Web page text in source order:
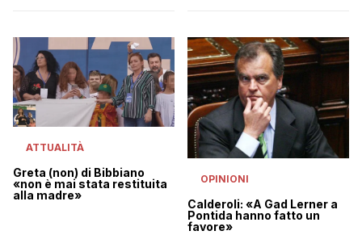
ATTUALITÀ
Greta (non) di Bibbiano
«non è mai stata restituita
alla madre»
OPINIONI
Calderoli: «A Gad Lerner a
Pontida hanno fatto un
favore»